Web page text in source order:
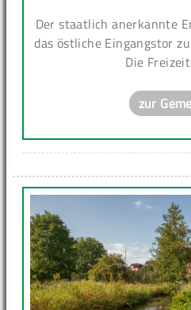
Der staatlich anerkannte
das östliche Eingangstor
Die
zur